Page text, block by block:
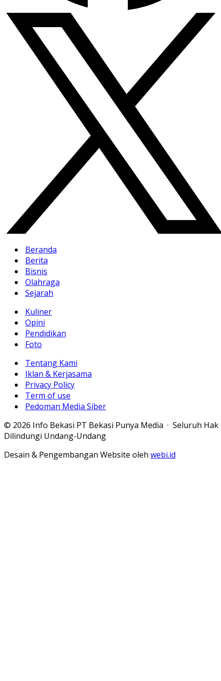
Beranda
Berita
Bisnis
Olahraga
Sejarah
Kuliner
Opini
Pendidikan
Foto
Tentang Kami
Iklan & Kerjasama
Privacy Policy
Term of use
Pedoman Media Siber
© 2026 Info Bekasi PT Bekasi Punya Media · Seluruh Hak
Dilindungi Undang-Undang
Desain & Pengembangan Website oleh webi.id